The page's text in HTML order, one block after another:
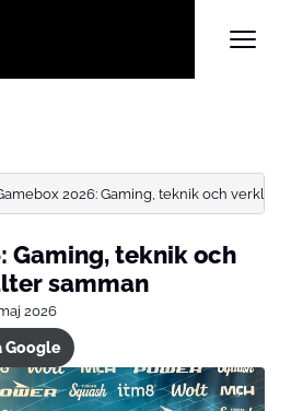
2026: Gaming, teknik och
Gaming, teknik och
samman
2026
Google